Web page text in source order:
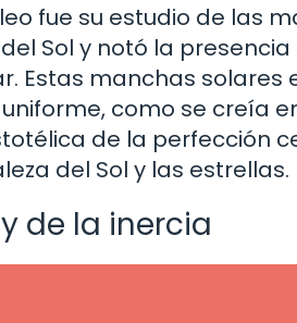
fue su estudio de las
Sol y notó la
Estas manchas solares
como se creía
de la perfección
del Sol y las estrellas.
de la inercia